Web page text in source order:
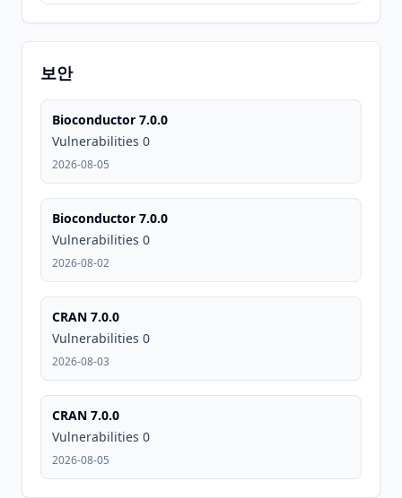
보안
Bioconductor 7.0.0
Vulnerabilities 0
2026-08-05
Bioconductor 7.0.0
Vulnerabilities 0
2026-08-02
CRAN 7.0.0
Vulnerabilities 0
2026-08-03
CRAN 7.0.0
Vulnerabilities 0
2026-08-05